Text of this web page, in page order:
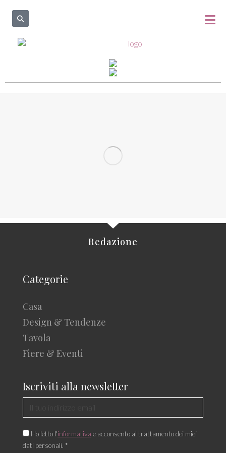
Redazione
Categorie
Casa
Design & Tendenze
Tavola
Fiere & Eventi
Iscriviti alla newsletter
Ho letto l'informativa e acconsento al trattamento dei miei
dati personali. *